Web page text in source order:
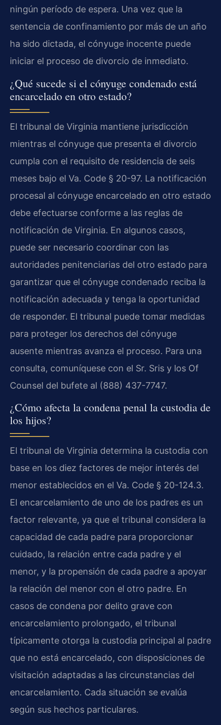
ningún período de espera. Una vez que la
sentencia de confinamiento por más de un año
ha sido dictada, el cónyuge inocente puede
iniciar el proceso de divorcio de inmediato.
¿Qué sucede si el cónyuge condenado está
encarcelado en otro estado?
El tribunal de Virginia mantiene jurisdicción
mientras el cónyuge que presenta el divorcio
cumpla con el requisito de residencia de seis
meses bajo el Va. Code § 20-97. La notificación
procesal al cónyuge encarcelado en otro estado
debe efectuarse conforme a las reglas de
notificación de Virginia. En algunos casos,
puede ser necesario coordinar con las
autoridades penitenciarias del otro estado para
garantizar que el cónyuge condenado reciba la
notificación adecuada y tenga la oportunidad
de responder. El tribunal puede tomar medidas
para proteger los derechos del cónyuge
ausente mientras avanza el proceso. Para una
consulta, comuníquese con el Sr. Sris y los Of
Counsel del bufete al (888) 437-7747.
¿Cómo afecta la condena penal la custodia de
los hijos?
El tribunal de Virginia determina la custodia con
base en los diez factores de mejor interés del
menor establecidos en el Va. Code § 20-124.3.
El encarcelamiento de uno de los padres es un
factor relevante, ya que el tribunal considera la
capacidad de cada padre para proporcionar
cuidado, la relación entre cada padre y el
menor, y la propensión de cada padre a apoyar
la relación del menor con el otro padre. En
casos de condena por delito grave con
encarcelamiento prolongado, el tribunal
típicamente otorga la custodia principal al padre
que no está encarcelado, con disposiciones de
visitación adaptadas a las circunstancias del
encarcelamiento. Cada situación se evalúa
según sus hechos particulares.